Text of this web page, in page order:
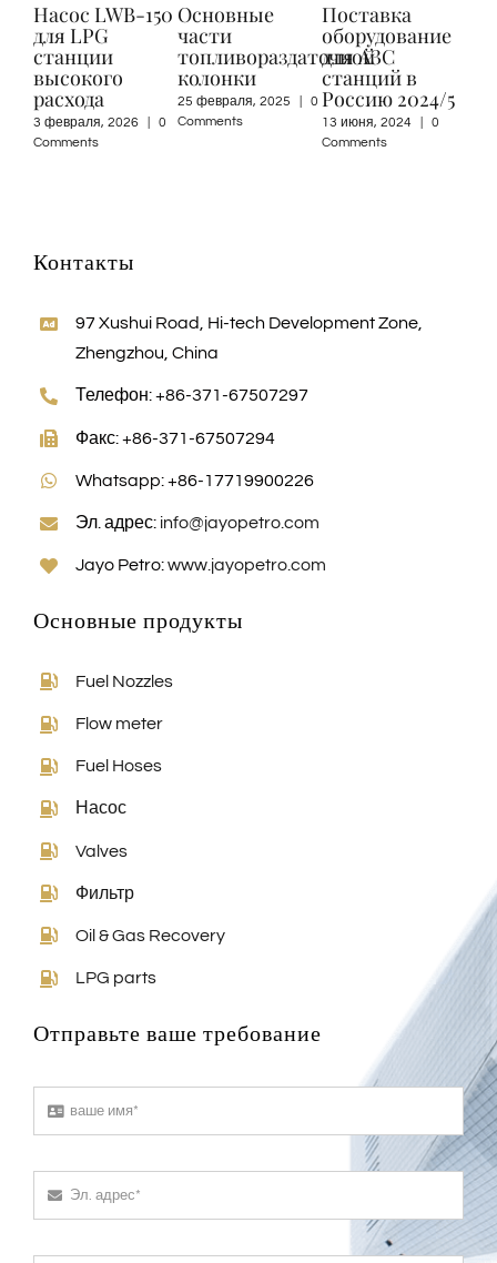
Насос LWB-150
для LPG
станции
высокого
расхода
3 февраля, 2026 |
0
Comments
Основные
части
топливораздаточной
колонки
25 февраля, 2025 |
0
Comments
Поставка
оборудование
для АЗС
станций в
Россию 2024/5
13 июня, 2024 |
0
Comments
Контакты
97 Xushui Road, Hi-tech Development Zone,
Zhengzhou, China
Телефон: +86-371-67507297
Факс: +86-371-67507294
Whatsapp: +86-17719900226
Эл. адрес: info@jayopetro.com
Jayo Petro:www.jayopetro.com
Основные продукты
Fuel Nozzles
Flow meter
Fuel Hoses
Насос
Valves
Фильтр
Oil & Gas Recovery
LPG parts
Отправьте ваше требование